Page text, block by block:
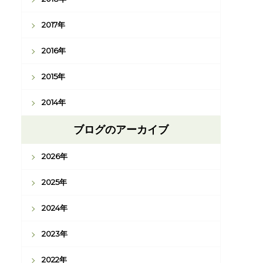
2017年
2016年
2015年
2014年
ブログのアーカイブ
2026年
2025年
2024年
2023年
2022年